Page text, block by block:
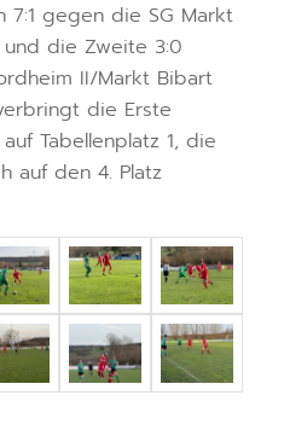
7:1 gegen die SG Markt
die Zweite 3:0
II/Markt Bibart
die Erste
Tabellenplatz 1, die
auf den 4. Platz